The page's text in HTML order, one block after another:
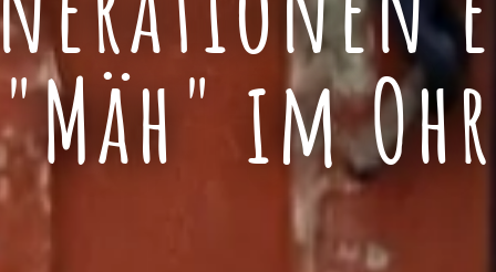
"Mäh" im Ohr